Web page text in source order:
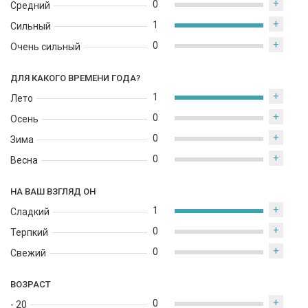
Средний
Сильный
Очень сильный
0 +
1 +
0 +
ДЛЯ КАКОГО ВРЕМЕНИ ГОДА?
Лето
Осень
Зима
Весна
1 +
0 +
0 +
0 +
НА ВАШ ВЗГЛЯД ОН
Сладкий
Терпкий
Свежий
1 +
0 +
0 +
ВОЗРАСТ
- 20 0 +